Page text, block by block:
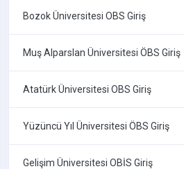
Bozok Üniversitesi OBS Giriş
Muş Alparslan Üniversitesi ÖBS Giriş
Atatürk Üniversitesi OBS Giriş
Yüzüncü Yıl Üniversitesi ÖBS Giriş
Gelişim Üniversitesi OBİS Giriş